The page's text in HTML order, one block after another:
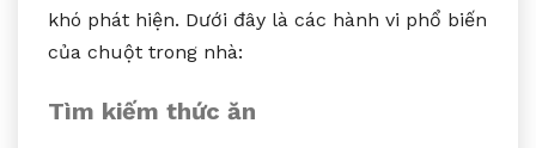
khó phát hiện. Dưới đây là các hành vi phổ biến
của chuột trong nhà:
Tìm kiếm thức ăn